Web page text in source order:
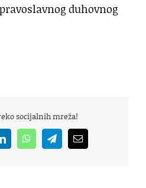
duhovnog
socijalnih mreža!
LinkedInWhatsAppTelegramEmail